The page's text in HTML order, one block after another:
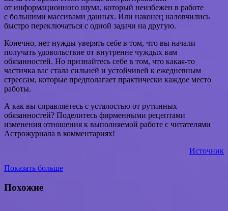
от информационного шума, который неизбежен в работе
с большими массивами данных. Или наконец наловчились
быстро переключаться с одной задачи на другую.
Конечно, нет нужды уверять себе в том, что вы начали
получать удовольствие от внутренне чуждых вам
обязанностей. Но признайтесь себе в том, что какая-то
частичка вас стала сильней и устойчивей к ежедневным
стрессам, которые предполагает практически каждое место
работы.
А как вы справляетесь с усталостью от рутинных
обязанностей? Поделитесь фирменными рецептами
изменения отношения к выполняемой работе с читателями
Астрожурнала в комментариях!
Источник
Показать больше
через
Похожие